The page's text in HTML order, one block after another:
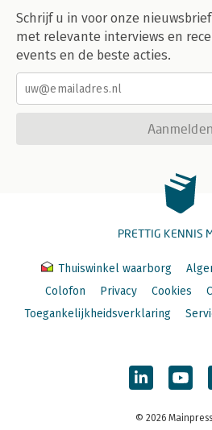
Schrijf u in voor onze
met relevante interviews en
events en de beste acties.
Aanmelden
PRETTIG KENNIS
Thuiswinkel waarborg
Colofon
Privacy Cookies
Toegankelijkheidsverklaring
© 2026